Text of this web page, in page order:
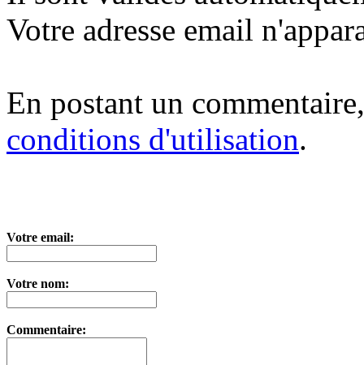
Votre adresse email
En postant un
conditions d'utilisation.
Votre email:
Votre nom:
Commentaire: